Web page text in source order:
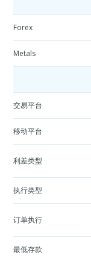
Forex
Metals
交易平台
移动平台
利差类型
执行类型
订单执行
最低存款